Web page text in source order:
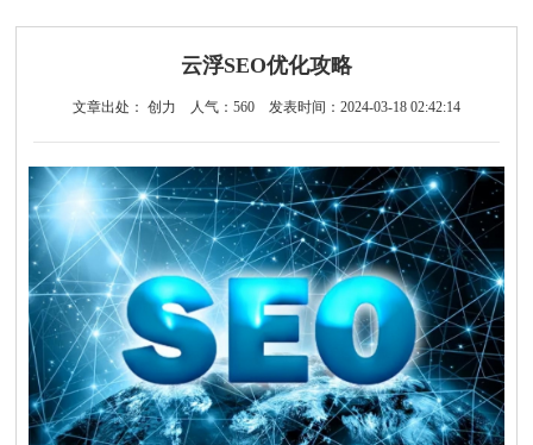
云浮SEO优化攻略
文章出处： 创力 人气： 560 发表时间：2024-03-18 02:42:14